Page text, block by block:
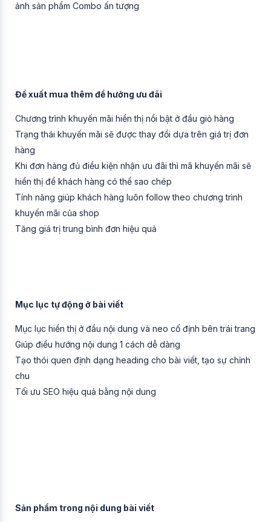
ảnh sản phẩm Combo ấn tượng
Đề xuất mua thêm để hưởng ưu đãi
Chương trình khuyến mãi hiển thị nổi bật ở đầu giỏ hàng
Trạng thái khuyến mãi sẽ được thay đổi dựa trên giá trị đơn
hàng
Khi đơn hàng đủ điều kiện nhận ưu đãi thì mã khuyến mãi sẽ
hiển thị để khách hàng có thể sao chép
Tính năng giúp khách hàng luôn follow theo chương trình
khuyến mãi của shop
Tăng giá trị trung bình đơn hiệu quả
Mục lục tự động ở bài viết
Mục lục hiển thị ở đầu nội dung và neo cố định bên trái trang
Giúp điều hướng nội dung 1 cách dễ dàng
Tạo thói quen định dạng heading cho bài viết, tạo sự chỉnh
chu
Tối ưu SEO hiệu quả bằng nội dung
Sản phẩm trong nội dung bài viết